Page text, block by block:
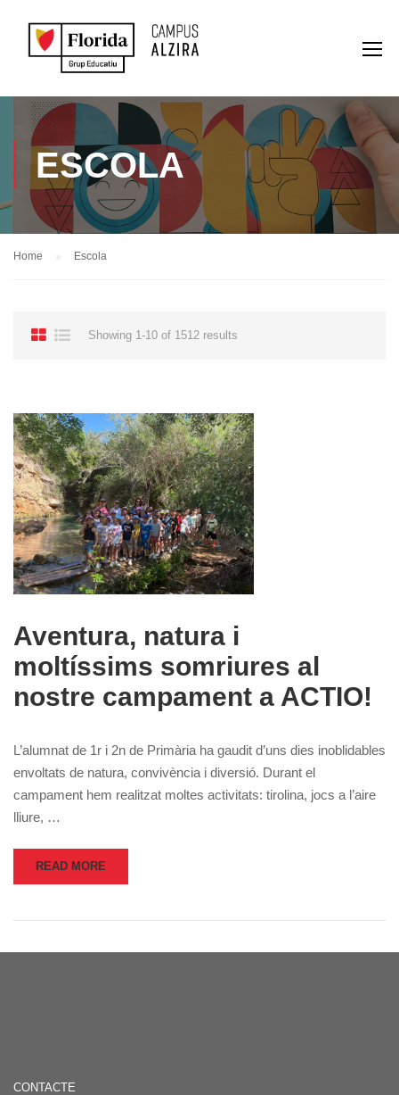
ESCOLA
Home Escola
Showing 1-10 of 1512 results
Aventura, natura i
moltíssims somriures al
nostre campament a ACTIO!
L’alumnat de 1r i 2n de Primària ha gaudit d’uns dies inoblidables
envoltats de natura, convivència i diversió. Durant el
campament hem realitzat moltes activitats: tirolina, jocs a l’aire
lliure, …
READ MORE
CONTACTE